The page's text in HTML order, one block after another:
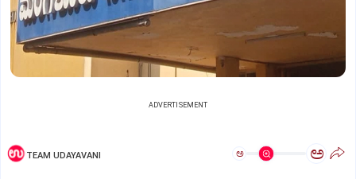
ADVERTISEMENT
TEAM UDAYAVANI ಅ ಅ